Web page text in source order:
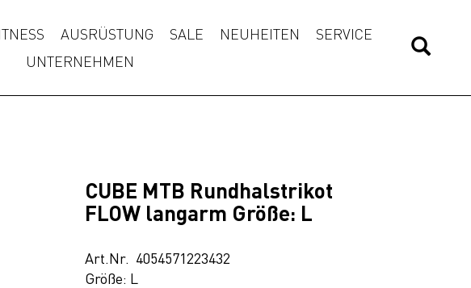
AUSRÜSTUNG SALE NEUHEITEN
SERVICE
UNTERNEHMEN
CUBE MTB Rundhalstrikot
FLOW langarm Größe: L
Art.Nr. 4054571223432
Größe: L